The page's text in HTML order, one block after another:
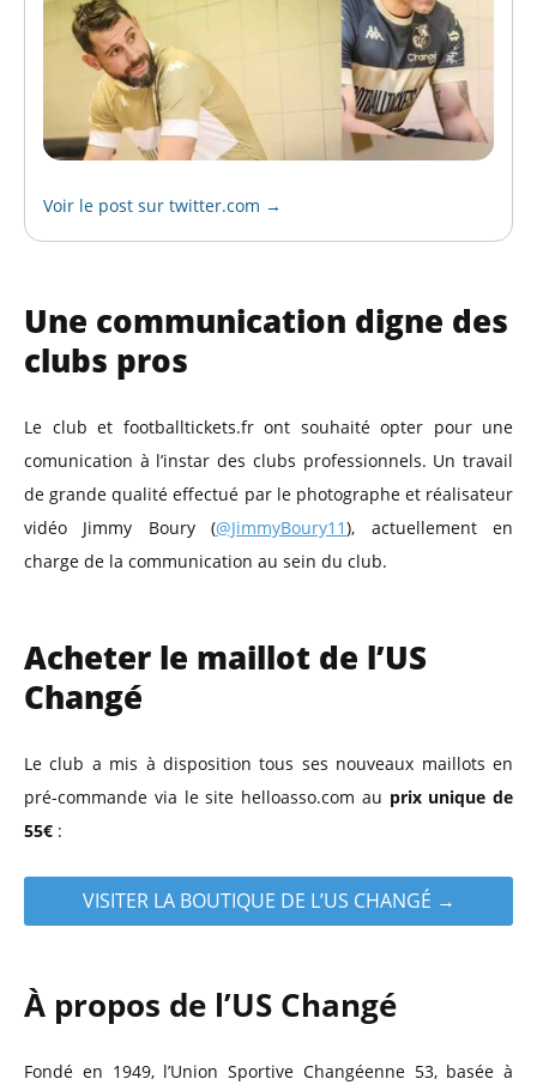
Voir le post sur twitter.com →
Une communication digne des
clubs pros
Le club et footballtickets.fr ont souhaité opter pour une
comunication à l’instar des clubs professionnels. Un travail
de grande qualité effectué par le photographe et réalisateur
vidéo Jimmy Boury (@JimmyBoury11), actuellement en
charge de la communication au sein du club.
Acheter le maillot de l’US
Changé
Le club a mis à disposition tous ses nouveaux maillots en
pré-commande via le site helloasso.com au prix unique de
55€ :
VISITER LA BOUTIQUE DE L’US CHANGÉ →
À propos de l’US Changé
Fondé en 1949, l’Union Sportive Changéenne 53, basée à